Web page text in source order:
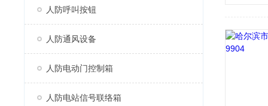
人防呼叫按钮
人防通风设备
人防电动门控制箱
人防电站信号联络箱